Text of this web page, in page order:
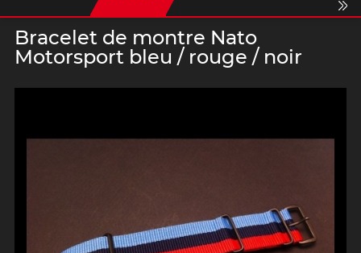
Bracelet de montre Nato
Motorsport bleu / rouge / noir